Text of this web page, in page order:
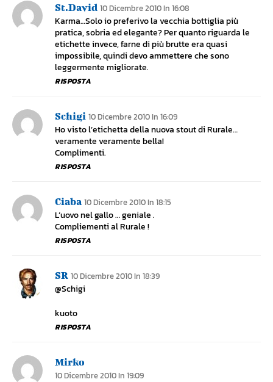
St.david 10 Dicembre 2010 In 16:08
Karma…Solo io preferivo la vecchia bottiglia più
pratica, sobria ed elegante? Per quanto riguarda le
etichette invece, farne di più brutte era quasi
impossibile, quindi devo ammettere che sono
leggermente migliorate.
RISPOSTA
Schigi 10 Dicembre 2010 In 16:09
Ho visto l’etichetta della nuova stout di Rurale…
veramente veramente bella!
Complimenti.
RISPOSTA
Ciaba 10 Dicembre 2010 In 18:15
L’uovo nel gallo … geniale .
Compliementi al Rurale !
RISPOSTA
SR 10 Dicembre 2010 In 18:39
@Schigi
kuoto
RISPOSTA
Mirko
10 Dicembre 2010 In 19:09